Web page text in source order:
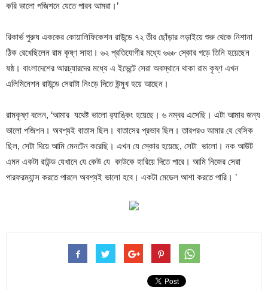
করি ভালো পজিশনে যেতে পারব আমরা।’
রিকার্ভ পুরুষ এককের কোয়ালিফিকেশন রাউন্ডে ৭২ তীর ছোঁড়ার লড়াইয়ে শুরু থেকে নিশানা
ঠিক রেখেছিলেন রাম কৃষ্ণ সাহা। ৬২ প্রতিযোগীর মধ্যে ৬৬৮ স্কোর গড়ে তিনি হয়েছেন
ষষ্ঠ। বাংলাদেশের আরচ্যারদের মধ্যে এ ইভেন্টে সেরা অবস্থানে থাকা রাম কৃষ্ণ এখন
এলিমিনেশন রাউন্ডে সেরাটা নিংড়ে দিতে উন্মুখ হয়ে আছেন।
রামকৃষ্ণ বলেন, ‘আমার যথেষ্ট ভালো র‌্যাঙ্কিং হয়েছে। ৬ নম্বর এসেছি। এটা আমার জন্য
ভালো পজিশন। অবশ্যই বাতাস ছিল। বাতাসের প্রভাব ছিল। তারপরও আমার যে বেসিক
ছিল, সেটা দিয়ে আমি মেনটেন করেছি। এখন যে স্কোর হয়েছে, সেটা ভালো। নক আউট
এমন একটা রাউন্ড যেখানে যে কেউ যে কাউকে হারিয়ে দিতে পারে। আমি নিজের সেরা
পারফরম্যান্স করতে পারলে অবশ্যই ভালো হবে। একটা মেডেল আশা করতে পারি। ’